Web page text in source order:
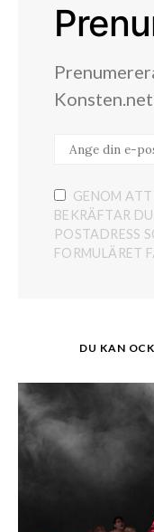
GENOM
BEKRÄFTAR
POSTADRESS
FORMULÄRET
DU KAN